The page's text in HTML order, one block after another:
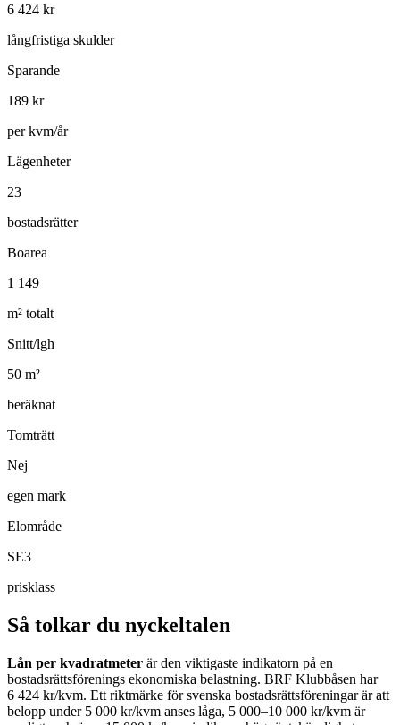
6 424 kr
långfristiga skulder
Sparande
189 kr
per kvm/år
Lägenheter
23
bostadsrätter
Boarea
1 149
m² totalt
Snitt/lgh
50 m²
beräknat
Tomträtt
Nej
egen mark
Elområde
SE3
prisklass
Så tolkar du nyckeltalen
Lån per kvadratmeter är den viktigaste indikatorn på en
bostadsrättsförenings ekonomiska belastning. BRF Klubbåsen har
6 424 kr/kvm. Ett riktmärke för svenska bostadsrättsföreningar är att
belopp under 5 000 kr/kvm anses låga, 5 000–10 000 kr/kvm är